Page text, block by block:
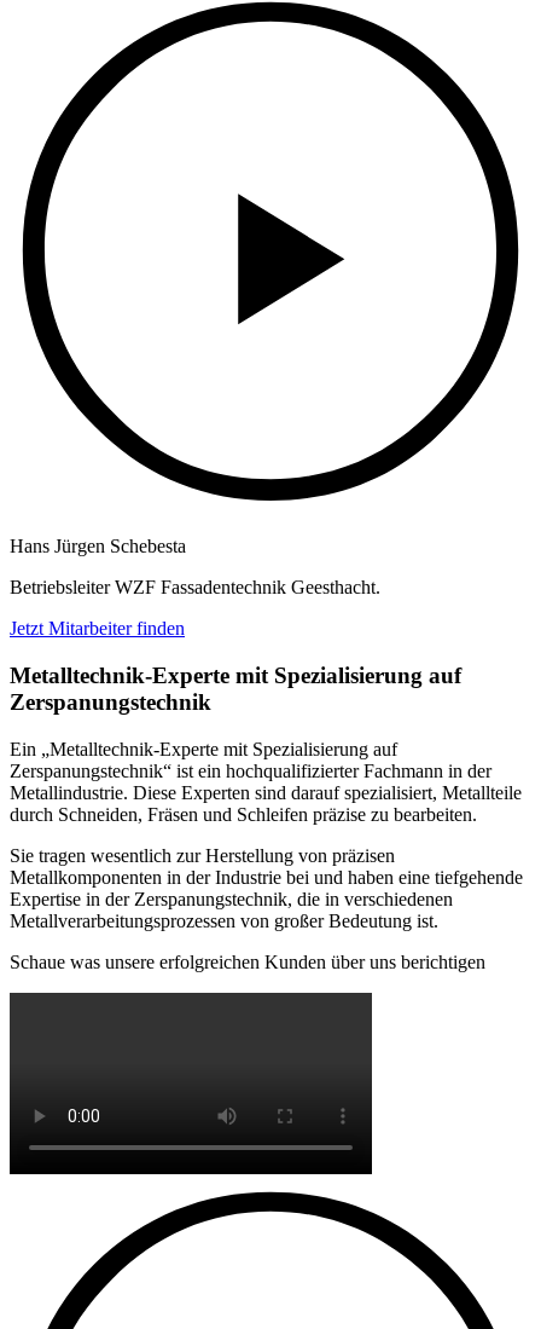
Hans Jürgen Schebesta
Betriebsleiter WZF Fassadentechnik Geesthacht.
Jetzt Mitarbeiter finden
Metalltechnik-Experte mit Spezialisierung auf
Zerspanungstechnik
Ein „Metalltechnik-Experte mit Spezialisierung auf
Zerspanungstechnik“ ist ein hochqualifizierter Fachmann in der
Metallindustrie. Diese Experten sind darauf spezialisiert, Metallteile
durch Schneiden, Fräsen und Schleifen präzise zu bearbeiten.
Sie tragen wesentlich zur Herstellung von präzisen
Metallkomponenten in der Industrie bei und haben eine tiefgehende
Expertise in der Zerspanungstechnik, die in verschiedenen
Metallverarbeitungsprozessen von großer Bedeutung ist.
Schaue was unsere erfolgreichen Kunden über uns berichtigen